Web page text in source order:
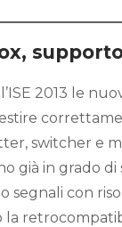
2013 le
switcher e
già in grado
con